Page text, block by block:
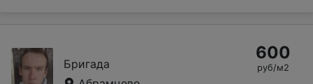
Бригада
600
руб/м2